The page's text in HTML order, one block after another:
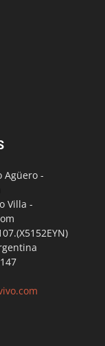
Agüero -
Villa -